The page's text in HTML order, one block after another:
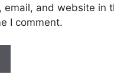
email, and website in
I comment.